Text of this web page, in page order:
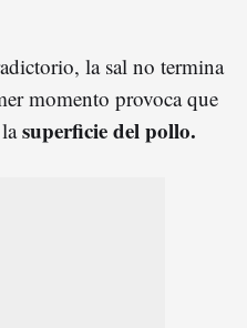
la sal no termina
momento provoca que
superficie del pollo.